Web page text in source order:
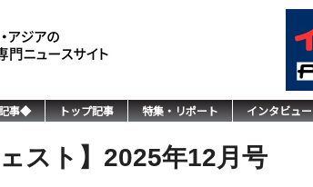
事◆ トップ記事 特集・リポート インタビュー
スト】2025年12月号